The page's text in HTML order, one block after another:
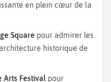
en plein cœur de la
Square pour admirer les
historique de
Arts Festival pour